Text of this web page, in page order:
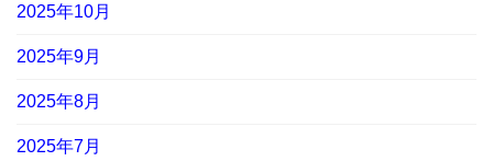
2025年10月
2025年9月
2025年8月
2025年7月